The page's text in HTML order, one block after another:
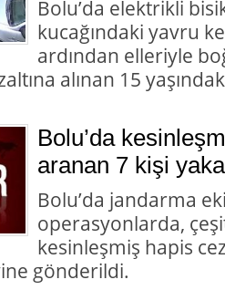
Bolu’da elektrikli
kucağındaki yavru
ardından elleriyle
alınan 15
Bolu’da
aranan 7 kişi
Bolu’da jandarma
operasyonlarda,
kesinleşmiş hapis
gönderildi.